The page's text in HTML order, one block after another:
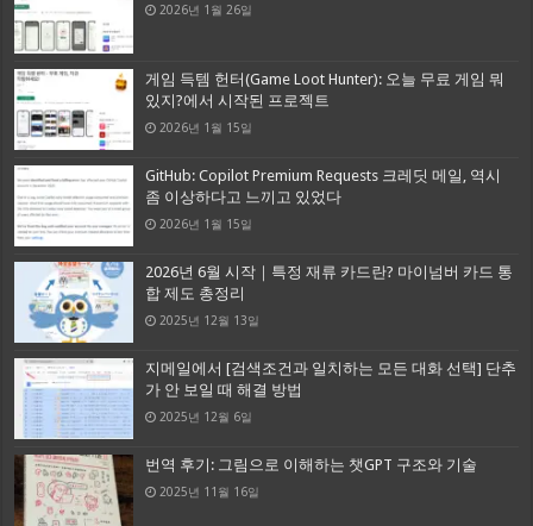
2026년 1월 26일
게임 득템 헌터(Game Loot Hunter): 오늘 무료 게임 뭐
있지?에서 시작된 프로젝트
2026년 1월 15일
GitHub: Copilot Premium Requests 크레딧 메일, 역시
좀 이상하다고 느끼고 있었다
2026년 1월 15일
2026년 6월 시작｜특정 재류 카드란? 마이넘버 카드 통
합 제도 총정리
2025년 12월 13일
지메일에서 [검색조건과 일치하는 모든 대화 선택] 단추
가 안 보일 때 해결 방법
2025년 12월 6일
번역 후기: 그림으로 이해하는 챗GPT 구조와 기술
2025년 11월 16일